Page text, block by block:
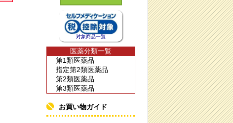
対象商品一覧
医薬分類一覧
第1類医薬品
指定第2類医薬品
第2類医薬品
第3類医薬品
お買い物ガイド